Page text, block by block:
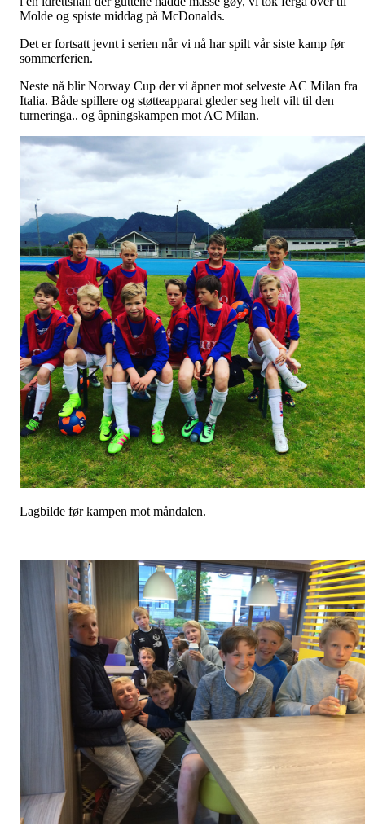
Molde og spiste middag på McDonalds.
Det er fortsatt jevnt i serien når vi nå har spilt vår siste kamp før
sommerferien.
Neste nå blir Norway Cup der vi åpner mot selveste AC Milan fra
Italia. Både spillere og støtteapparat gleder seg helt vilt til den
turneringa.. og åpningskampen mot AC Milan.
Lagbilde før kampen mot måndalen.